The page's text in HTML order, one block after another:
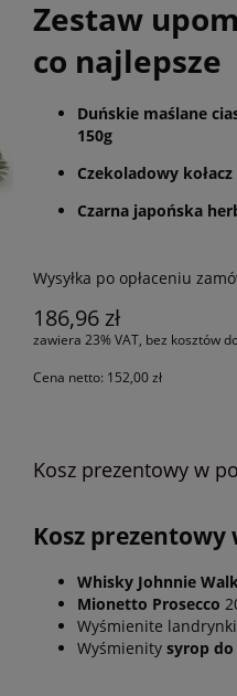
Zestaw
co najlepsze
Duńskie maślane
150g
Czekoladowy
Czarna japońska
Wysyłka po opłaceniu
186,96 zł
zawiera 23% VAT, bez kosztów
Cena netto: 152,00 zł
Kosz prezentowy w
Kosz prezentowy
Whisky Johnnie
Mionetto Prosecco
Wyśmienite
Wyśmienitysyrop